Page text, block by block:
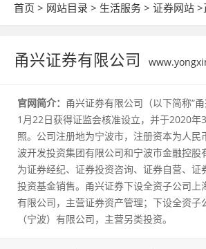
首页 > 网站目录 > 生活服务 > 证券网站 >
甬兴证券有限公司
官网简介： 甬兴证券有限公司（以下简称“
1月22日获得证监会核准设立，并于2020年
照。公司注册地为宁波市，注册资本为人民
波开发投资集团有限公司和宁波市金融控股
为证券经纪、证券投资咨询、证券自营、证
投资基金销售。甬兴证券下设全资子公司上
有限公司，主营证券资产管理；下设全资子
（宁波）有限公司，主营另类投资。